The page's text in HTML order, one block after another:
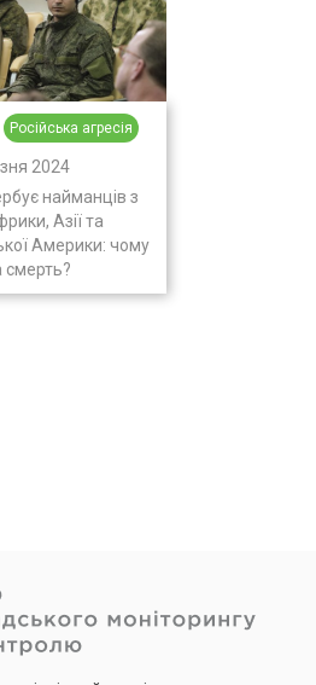
Російська агресія
2024
найманців з
Азії та
Америки: чому
смерть?